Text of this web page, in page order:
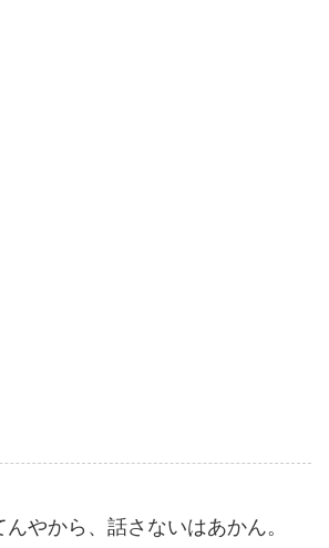
やから、話さないはあかん。